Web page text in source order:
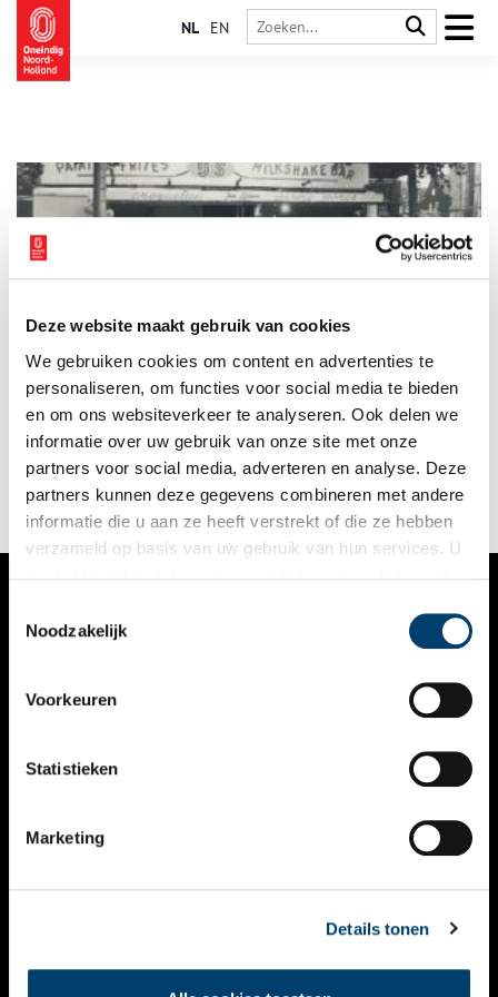
Deze website maakt gebruik van cookies
We gebruiken cookies om content en advertenties te
personaliseren, om functies voor social media te bieden
en om ons websiteverkeer te analyseren. Ook delen we
informatie over uw gebruik van onze site met onze
partners voor social media, adverteren en analyse. Deze
partners kunnen deze gegevens combineren met andere
informatie die u aan ze heeft verstrekt of die ze hebben
verzameld op basis van uw gebruik van hun services. U
Noodzakelijk
Voorkeuren
Statistieken
Marketing
Details tonen
NL EN
Vóór deTweede Wereldoorlogwas patates frites nog een
onbekend verschijnsel in noordelijke streken. De patatkraam
was aanvankelijk een kermisattractie die zich vanuit het
zuiden geleidelijk over Nederland verspreidde. Alkmaar kwam
tijdens de mobilisatie reeds in aanraking met het fenomeen
patat.
VERHALEN
KALENDER
THEMA’S
VIDEO’S
CONTACT